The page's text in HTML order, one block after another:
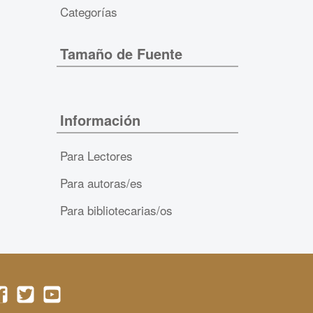
Categorías
Tamaño de Fuente
Información
Para Lectores
Para autoras/es
Para bibliotecarias/os